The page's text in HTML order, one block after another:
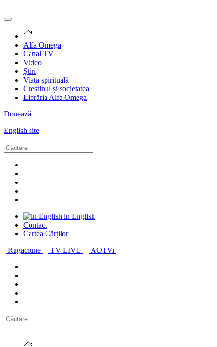
Alfa Omega
Canal TV
Video
Știri
Viața spirituală
Creștinul și societatea
Librăria Alfa Omega
Donează
English site
in English
Contact
Cartea Cărților
Rugăciune
TV LIVE AOTVi